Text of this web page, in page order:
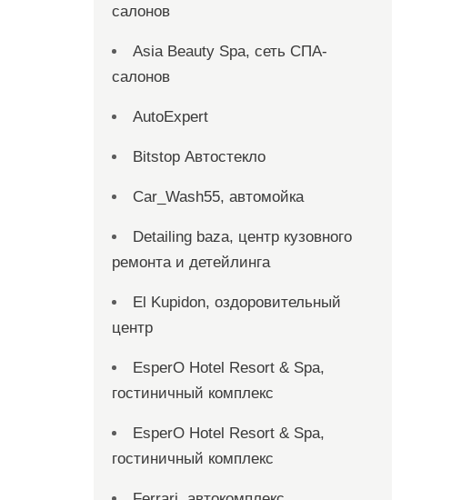
салонов
Asia Beauty Spa, сеть СПА-
салонов
AutoExpert
Bitstop Автостекло
Car_Wash55, автомойка
Detailing baza, центр кузовного
ремонта и детейлинга
El Kupidon, оздоровительный
центр
EsperO Hotel Resort & Spa,
гостиничный комплекс
EsperO Hotel Resort & Spa,
гостиничный комплекс